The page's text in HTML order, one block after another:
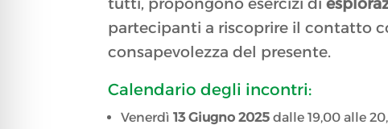
tutti, propongono esercizi di
partecipanti a riscoprire il contatto
consapevolezza del presente.
Calendario degli incontri:
Venerdì13 Giugno 2025dalle 19,00 alle